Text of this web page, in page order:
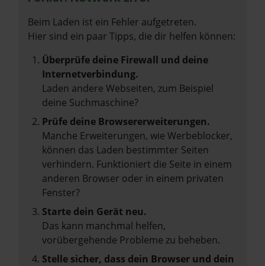
Beim Laden ist ein Fehler aufgetreten.
Hier sind ein paar Tipps, die dir helfen können:
Überprüfe deine Firewall und deine
Internetverbindung.
Laden andere Webseiten, zum Beispiel
deine Suchmaschine?
Prüfe deine Browsererweiterungen.
Manche Erweiterungen, wie Werbeblocker,
können das Laden bestimmter Seiten
verhindern. Funktioniert die Seite in einem
anderen Browser oder in einem privaten
Fenster?
Starte dein Gerät neu.
Das kann manchmal helfen,
vorübergehende Probleme zu beheben.
Stelle sicher, dass dein Browser und dein